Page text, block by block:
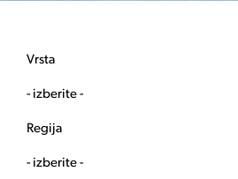
Vrsta
- izberite -
Regija
- izberite -